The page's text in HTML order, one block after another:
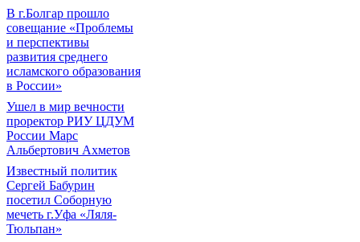
В г.Болгар прошло
совещание «Проблемы
и перспективы
развития среднего
исламского образования
в России»
Ушел в мир вечности
проректор РИУ ЦДУМ
России Марс
Альбертович Ахметов
Известный политик
Сергей Бабурин
посетил Соборную
мечеть г.Уфа «Ляля-
Тюльпан»